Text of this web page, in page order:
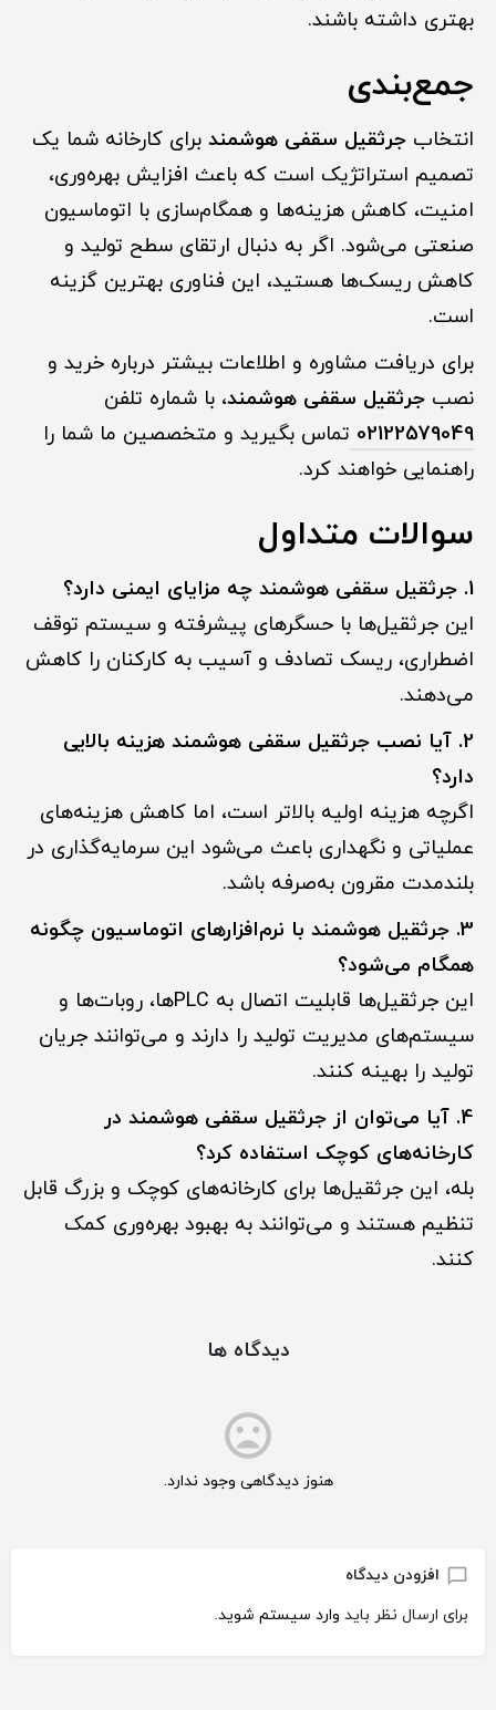
بهتری داشته باشند.
جمع‌بندی
انتخاب جرثقیل سقفی هوشمند برای کارخانه شما یک
تصمیم استراتژیک است که باعث افزایش بهره‌وری،
امنیت، کاهش هزینه‌ها و همگام‌سازی با اتوماسیون
صنعتی می‌شود. اگر به دنبال ارتقای سطح تولید و
کاهش ریسک‌ها هستید، این فناوری بهترین گزینه
است.
برای دریافت مشاوره و اطلاعات بیشتر درباره خرید و
نصب جرثقیل سقفی هوشمند، با شماره تلفن
02122579049 تماس بگیرید و متخصصین ما شما را
راهنمایی خواهند کرد.
سوالات متداول
1. جرثقیل سقفی هوشمند چه مزایای ایمنی دارد؟
این جرثقیل‌ها با حسگرهای پیشرفته و سیستم توقف
اضطراری، ریسک تصادف و آسیب به کارکنان را کاهش
می‌دهند.
2. آیا نصب جرثقیل سقفی هوشمند هزینه بالایی
دارد؟
اگرچه هزینه اولیه بالاتر است، اما کاهش هزینه‌های
عملیاتی و نگهداری باعث می‌شود این سرمایه‌گذاری در
بلندمدت مقرون به‌صرفه باشد.
3. جرثقیل هوشمند با نرم‌افزارهای اتوماسیون چگونه
همگام می‌شود؟
این جرثقیل‌ها قابلیت اتصال به PLCها، روبات‌ها و
سیستم‌های مدیریت تولید را دارند و می‌توانند جریان
تولید را بهینه کنند.
4. آیا می‌توان از جرثقیل سقفی هوشمند در
کارخانه‌های کوچک استفاده کرد؟
بله، این جرثقیل‌ها برای کارخانه‌های کوچک و بزرگ قابل
تنظیم هستند و می‌توانند به بهبود بهره‌وری کمک
کنند.
دیدگاه ها
هنوز دیدگاهی وجود ندارد.
افزودن دیدگاه
برای ارسال نظر باید وارد سیستم شوید.